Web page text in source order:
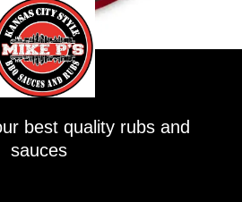
best quality rubs and
sauces